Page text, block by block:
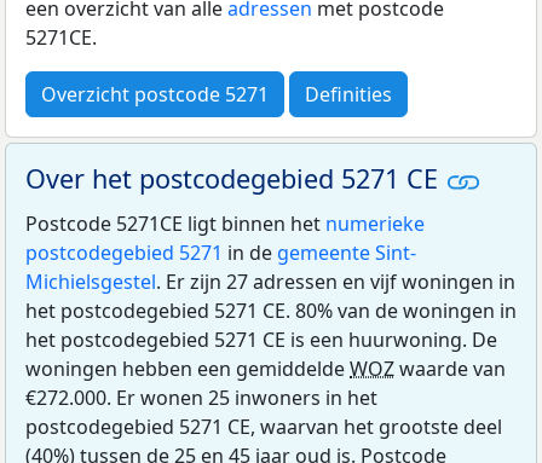
een overzicht van alleadressen met postcode
5271CE.
Overzicht postcode 5271 Definities
Over het postcodegebied 5271 CE
Postcode 5271CE ligt binnen het numerieke
postcodegebied 5271 in de gemeente Sint-
Michielsgestel. Er zijn 27 adressen en vijf woningen in
het postcodegebied 5271 CE. 80% van de woningen in
het postcodegebied 5271 CE is een huurwoning. De
woningen hebben een gemiddeldeWOZwaarde van
€272.000. Er wonen 25 inwoners in het
postcodegebied 5271 CE, waarvan het grootste deel
(40%) tussen de 25 en 45 jaar oud is. Postcode